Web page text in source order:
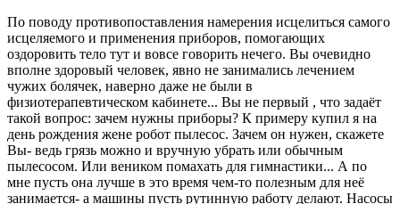
По поводу противопоставления намерения исцелиться самого
исцеляемого и применения приборов, помогающих
оздоровить тело тут и вовсе говорить нечего. Вы очевидно
вполне здоровый человек, явно не занимались лечением
чужих болячек, наверно даже не были в
физиотерапевтическом кабинете... Вы не первый , что задаёт
такой вопрос: зачем нужны приборы? К примеру купил я на
день рождения жене робот пылесос. Зачем он нужен, скажете
Вы- ведь грязь можно и вручную убрать или обычным
пылесосом. Или веником помахать для гимнастики... А по
мне пусть она лучше в это время чем-то полезным для неё
занимается- а машины пусть рутинную работу делают. Насосы